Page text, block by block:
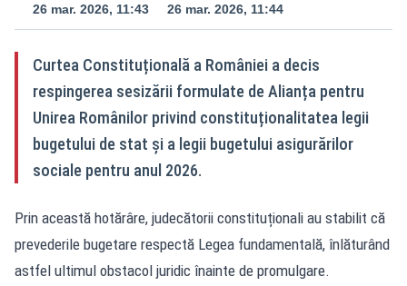
26 mar. 2026, 11:43 26 mar. 2026, 11:44
Curtea Constituțională a României a decis
respingerea sesizării formulate de Alianța pentru
Unirea Românilor privind constituționalitatea legii
bugetului de stat și a legii bugetului asigurărilor
sociale pentru anul 2026.
Prin această hotărâre, judecătorii constituționali au stabilit că
prevederile bugetare respectă Legea fundamentală, înlăturând
astfel ultimul obstacol juridic înainte de promulgare.